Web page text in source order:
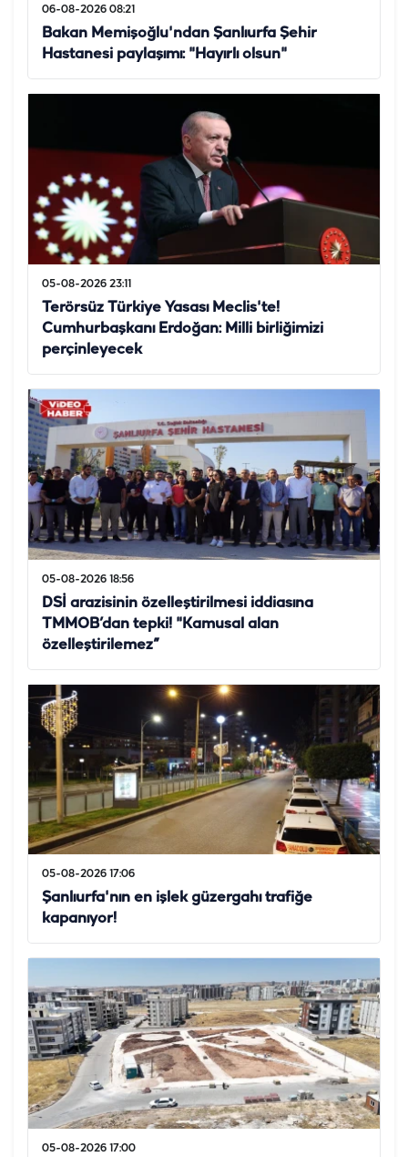
06-08-2026 08:21
Bakan Memişoğlu'ndan Şanlıurfa Şehir
Hastanesi paylaşımı: "Hayırlı olsun"
05-08-2026 23:11
Terörsüz Türkiye Yasası Meclis'te!
Cumhurbaşkanı Erdoğan: Milli birliğimizi
perçinleyecek
05-08-2026 18:56
DSİ arazisinin özelleştirilmesi iddiasına
TMMOB’dan tepki! "Kamusal alan
özelleştirilemez”
05-08-2026 17:06
Şanlıurfa'nın en işlek güzergahı trafiğe
kapanıyor!
05-08-2026 17:00